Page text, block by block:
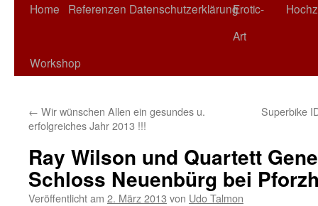
Home Referenzen DatenschutzerklärungErotic-
Art
Workshop
← Wir wünschen Allen ein gesundes u.
erfolgreiches Jahr 2013 !!!
Superbike
Ray Wilson und Quartett
Schloss Neuenbürg bei
Veröffentlicht am 2. März 2013 von Udo Talmon